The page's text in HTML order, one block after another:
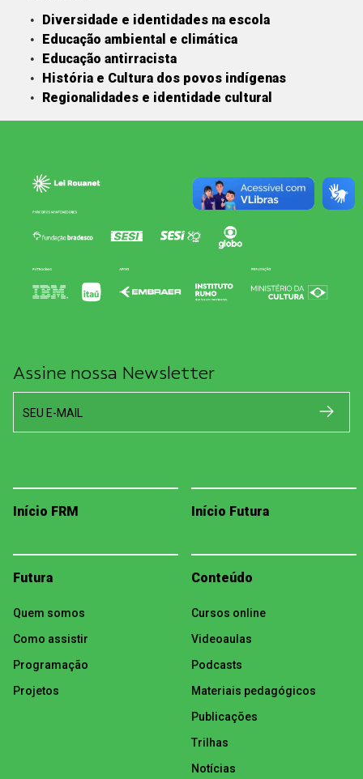
Diversidade e identidades na escola
Educação ambiental e climática
Educação antirracista
História e Cultura dos povos indígenas
Regionalidades e identidade cultural
Assine nossa Newsletter
SEU E-MAIL
Início FRM Início Futura
Futura
Quem somos
Como assistir
Programação
Projetos
Conteúdo
Cursos online
Videoaulas
Podcasts
Materiais pedagógicos
Publicações
Trilhas
Notícias